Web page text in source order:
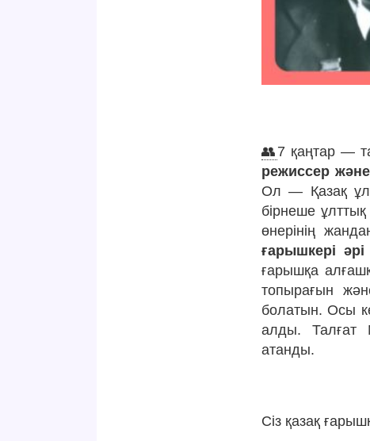
👥 7 қаңтар —
режиссер
Ол — Қазақ
бірнеше
өнерінің
ғарышкері
ғарышқа
топырағын
болатын. Осы
алды. Талғат
атанды.
Сіз қазақ